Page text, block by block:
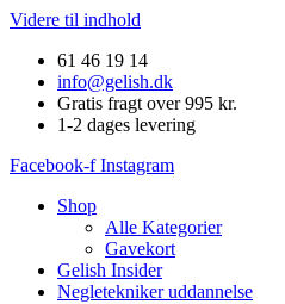
Videre til indhold
61 46 19 14
info@gelish.dk
Gratis fragt over 995 kr.
1-2 dages levering
Facebook-f Instagram
Shop
Alle Kategorier
Gavekort
Gelish Insider
Negletekniker uddannelse